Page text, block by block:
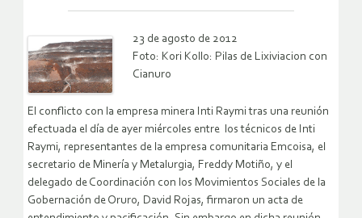
23 de agosto de 2012
Foto: Kori Kollo: Pilas de Lixiviacion con
Cianuro
El conflicto con la empresa minera Inti Raymi tras una reunión
efectuada el día de ayer miércoles entre los técnicos de Inti
Raymi, representantes de la empresa comunitaria Emcoisa, el
secretario de Minería y Metalurgia, Freddy Motiño, y el
delegado de Coordinación con los Movimientos Sociales de la
Gobernación de Oruro, David Rojas, firmaron un acta de